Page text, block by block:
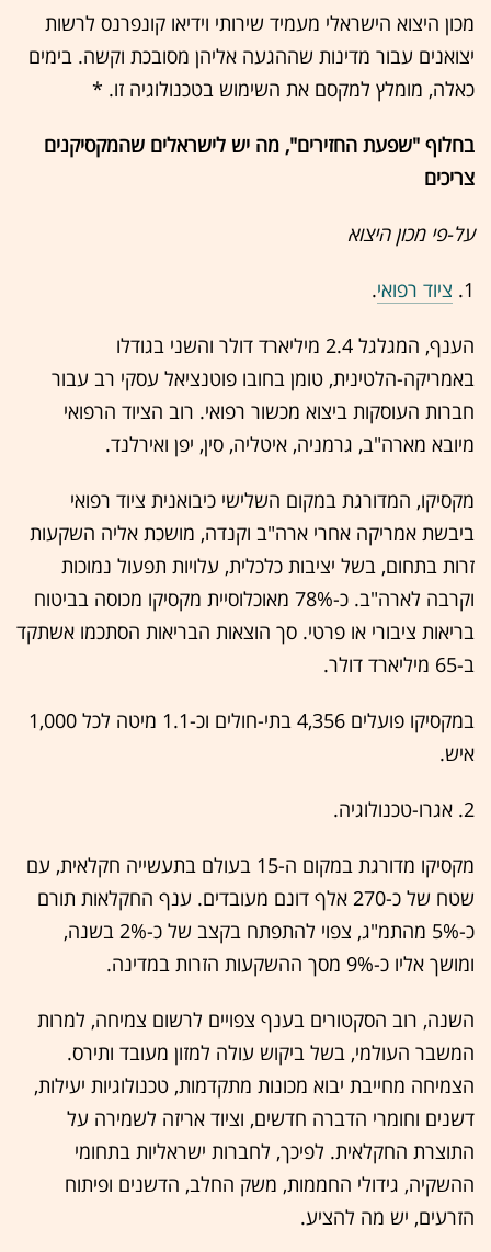
מכון היצוא הישראלי מעמיד שירותי וידיאו קונפרנס לרשות
יצואנים עבור מדינות שההגעה אליהן מסובכת וקשה. בימים
כאלה, מומלץ למקסם את השימוש בטכנולוגיה זו. *
בחלוף "שפעת החזירים", מה יש לישראלים שהמקסיקנים
צריכים
על-פי מכון היצוא
1. ציוד רפואי.
הענף, המגלגל 2.4 מיליארד דולר והשני בגודלו
באמריקה-הלטינית, טומן בחובו פוטנציאל עסקי רב עבור
חברות העוסקות ביצוא מכשור רפואי. רוב הציוד הרפואי
מיובא מארה"ב, גרמניה, איטליה, סין, יפן ואירלנד.
מקסיקו, המדורגת במקום השלישי כיבואנית ציוד רפואי
ביבשת אמריקה אחרי ארה"ב וקנדה, מושכת אליה השקעות
זרות בתחום, בשל יציבות כלכלית, עלויות תפעול נמוכות
וקרבה לארה"ב. כ-78% מאוכלוסיית מקסיקו מכוסה בביטוח
בריאות ציבורי או פרטי. סך הוצאות הבריאות הסתכמו אשתקד
ב-65 מיליארד דולר.
במקסיקו פועלים 4,356 בתי-חולים וכ-1.1 מיטה לכל 1,000
איש.
2. אגרו-טכנולוגיה.
מקסיקו מדורגת במקום ה-15 בעולם בתעשייה חקלאית, עם
שטח של כ-270 אלף דונם מעובדים. ענף החקלאות תורם
כ-5% מהתמ"ג, צפוי להתפתח בקצב של כ-2% בשנה,
ומושך אליו כ-9% מסך ההשקעות הזרות במדינה.
השנה, רוב הסקטורים בענף צפויים לרשום צמיחה, למרות
המשבר העולמי, בשל ביקוש עולה למזון מעובד ותירס.
הצמיחה מחייבת יבוא מכונות מתקדמות, טכנולוגיות יעילות,
דשנים וחומרי הדברה חדשים, וציוד אריזה לשמירה על
התוצרת החקלאית. לפיכך, לחברות ישראליות בתחומי
ההשקיה, גידולי החממות, משק החלב, הדשנים ופיתוח
הזרעים, יש מה להציע.